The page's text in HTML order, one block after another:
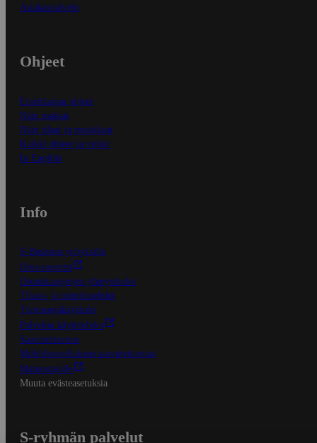
Asiakaspalvelu
Ohjeet
Ensitilaajan ohjeet
Näin maksat
Näin tilaat ja muokkaat
Kaikki ohjeet ja vinkit
In English
Info
S-Business yrityksille
Oiva-raportit
Osuuskauppojen yhteystiedot
Tilaus- ja toimitusehdot
Tietosuojakäytäntö
Palvelun käyttöehdot
Saavutettavuus
Mobiilisovelluksen saavutettavuus
Mainostajalle
Muuta evästeasetuksia
S-ryhmän palvelut